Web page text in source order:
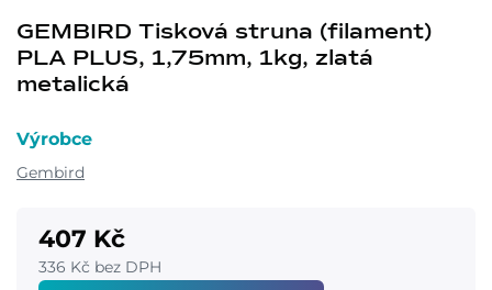
GEMBIRD Tisková struna (filament)
PLA PLUS, 1,75mm, 1kg, zlatá
metalická
Výrobce
Gembird
407 Kč
336 Kč bez DPH